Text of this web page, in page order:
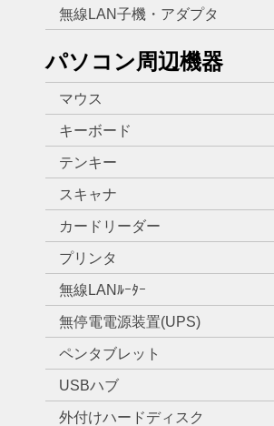
無線LAN子機・アダプタ
パソコン周辺機器
マウス
キーボード
テンキー
スキャナ
カードリーダー
プリンタ
無線LANﾙｰﾀｰ
無停電電源装置(UPS)
ペンタブレット
USBハブ
外付けハードディスク